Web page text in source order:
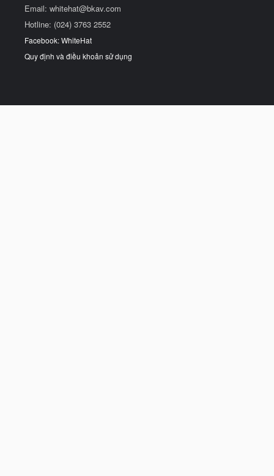
Email: whitehat@bkav.com
Hotline: (024) 3763 2552
Facebook: WhiteHat
Quy định và điều khoản sử dụng